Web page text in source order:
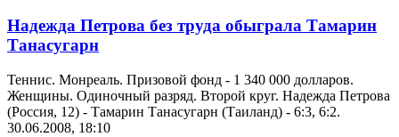
Надежда Петрова без труда обыграла Тамарин
Танасугарн
Теннис. Монреаль. Призовой фонд - 1 340 000 долларов.
Женщины. Одиночный разряд. Второй круг. Надежда Петрова
(Россия, 12) - Тамарин Танасугарн (Таиланд) - 6:3, 6:2.
30.06.2008, 18:10